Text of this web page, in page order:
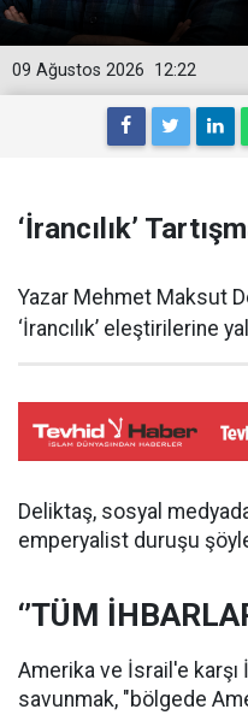
12:22
09 Ağustos 2026
‘İrancılık’
Yazar Mehmet Maksut
‘İrancılık’ eleştirilerine
Deliktaş, sosyal medyada
emperyalist duruşu
‘’TÜM
Amerika ve İsrail'e karşı
savunmak, "bölgede